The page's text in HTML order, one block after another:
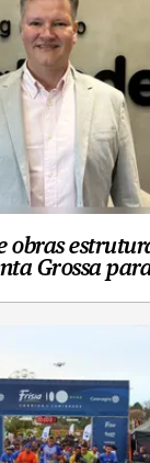
obras
Grossa